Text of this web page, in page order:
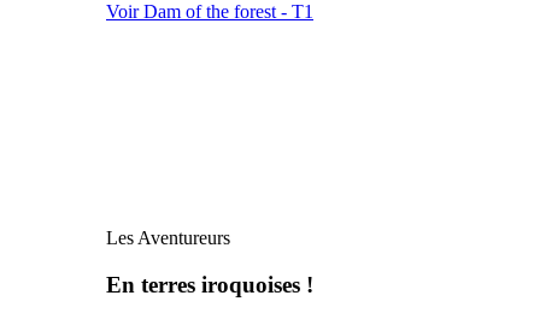
Voir Dam of the forest - T1
Les Aventureurs
En terres iroquoises !